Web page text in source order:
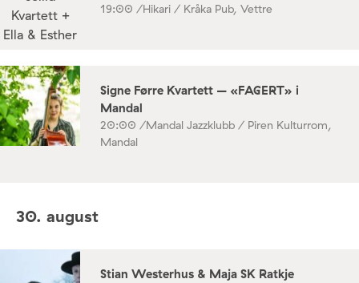
19:00 /Hikari / Kråka Pub, Vettre
Signe Førre Kvartett – «FAGERT» i
Mandal
20:00 /Mandal Jazzklubb / Piren Kulturrom,
Mandal
30. august
Stian Westerhus & Maja SK Ratkje